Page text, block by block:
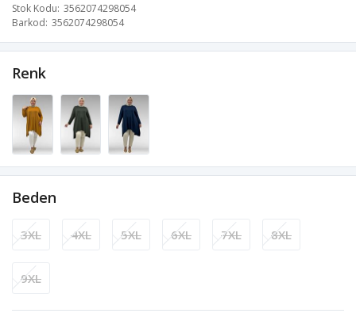
Stok Kodu 3562074298054
Barkod 3562074298054
Renk
Beden
3XL 4XL 5XL 6XL 7XL 8XL
9XL